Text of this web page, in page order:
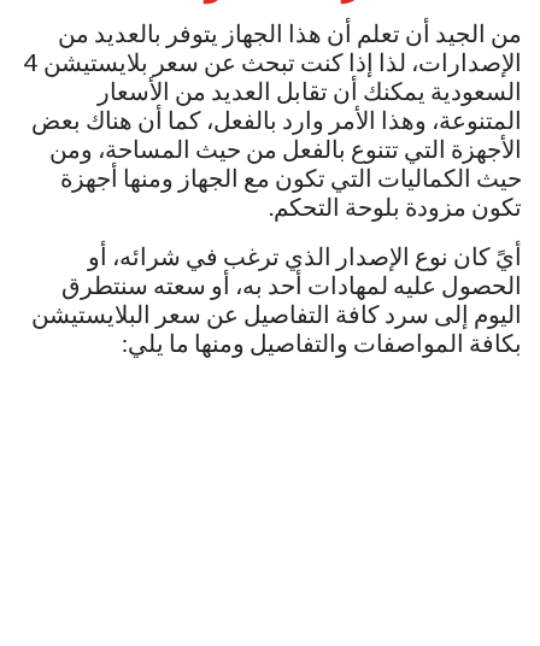
من الجيد أن تعلم أن هذا الجهاز يتوفر بالعديد من
الإصدارات، لذا إذا كنت تبحث عن سعر بلايستيشن 4
السعودية يمكنك أن تقابل العديد من الأسعار
المتنوعة، وهذا الأمر وارد بالفعل، كما أن هناك بعض
الأجهزة التي تتنوع بالفعل من حيث المساحة، ومن
حيث الكماليات التي تكون مع الجهاز ومنها أجهزة
تكون مزودة بلوحة التحكم.
أيً كان نوع الإصدار الذي ترغب في شرائه، أو
الحصول عليه لمهادات أحد به، أو سعته سنتطرق
اليوم إلى سرد كافة التفاصيل عن سعر البلايستيشن
بكافة المواصفات والتفاصيل ومنها ما يلي: